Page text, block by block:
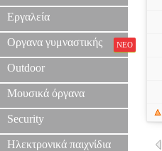
Εργαλεία
Οργανα γυμναστικής ΝΕΟ
Outdoor
Μουσικά όργανα
Security
Ηλεκτρονικά παιχνίδια